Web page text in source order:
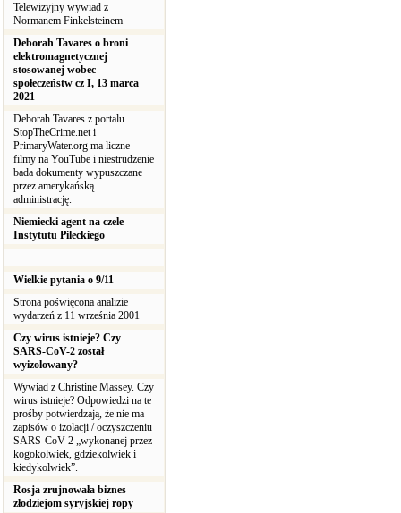
Telewizyjny wywiad z
Normanem Finkelsteinem
Deborah Tavares o broni
elektromagnetycznej
stosowanej wobec
społeczeństw cz I, 13 marca
2021
Deborah Tavares z portalu
StopTheCrime.net i
PrimaryWater.org ma liczne
filmy na YouTube i niestrudzenie
bada dokumenty wypuszczane
przez amerykańską
administrację.
Niemiecki agent na czele
Instytutu Pileckiego
Wielkie pytania o 9/11
Strona poświęcona analizie
wydarzeń z 11 września 2001
Czy wirus istnieje? Czy
SARS-CoV-2 został
wyizolowany?
Wywiad z Christine Massey. Czy
wirus istnieje? Odpowiedzi na te
prośby potwierdzają, że nie ma
zapisów o izolacji / oczyszczeniu
SARS-CoV-2 „wykonanej przez
kogokolwiek, gdziekolwiek i
kiedykolwiek”.
Rosja zrujnowała biznes
złodziejom syryjskiej ropy